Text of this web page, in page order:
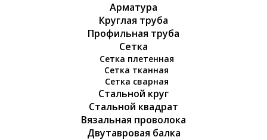
Арматура
Круглая труба
Профильная труба
Сетка
Сетка плетенная
Сетка тканная
Сетка сварная
Стальной круг
Стальной квадрат
Вязальная проволока
Двутавровая балка